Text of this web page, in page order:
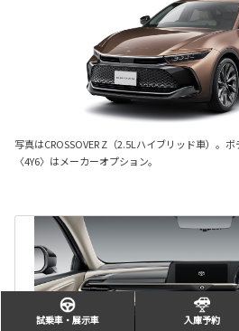
写真はCROSSOVER Z（2.5Lハイブリッド車）。
〈4Y6〉はメーカーオプション。
試乗車・展示車 入庫予約